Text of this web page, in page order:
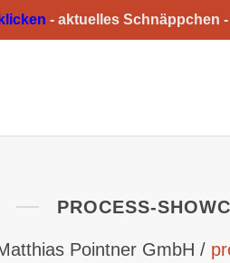
- aktuelles Schnäppchen -
PROCESS-
Pointner GmbH /